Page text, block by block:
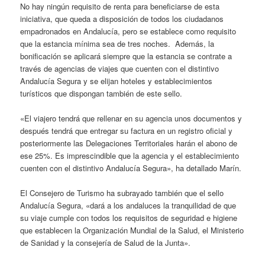
No hay ningún requisito de renta para beneficiarse de esta
iniciativa, que queda a disposición de todos los ciudadanos
empadronados en Andalucía, pero se establece como requisito
que la estancia mínima sea de tres noches. Además, la
bonificación se aplicará siempre que la estancia se contrate a
través de agencias de viajes que cuenten con el distintivo
Andalucía Segura y se elijan hoteles y establecimientos
turísticos que dispongan también de este sello.
«El viajero tendrá que rellenar en su agencia unos documentos y
después tendrá que entregar su factura en un registro oficial y
posteriormente las Delegaciones Territoriales harán el abono de
ese 25%. Es imprescindible que la agencia y el establecimiento
cuenten con el distintivo Andalucía Segura», ha detallado Marín.
El Consejero de Turismo ha subrayado también que el sello
Andalucía Segura, «dará a los andaluces la tranquilidad de que
su viaje cumple con todos los requisitos de seguridad e higiene
que establecen la Organización Mundial de la Salud, el Ministerio
de Sanidad y la consejería de Salud de la Junta».